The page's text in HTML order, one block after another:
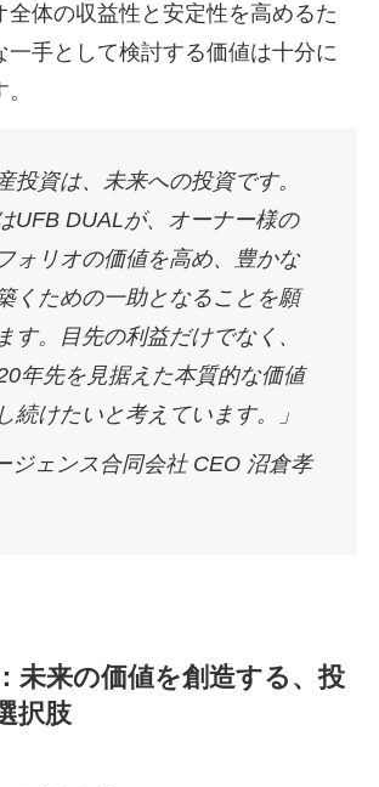
全体の収益性と安定性を高めるた
一手として検討する価値は十分に
投資は、未来への投資です。
UFB DUALが、オーナー様の
ォリオの価値を高め、豊かな
くための一助となることを願
す。目先の利益だけでなく、
年先を見据えた本質的な価値
続けたいと考えています。」
ジェンス合同会社 CEO 沼倉孝
未来の価値を創造する、投
択肢